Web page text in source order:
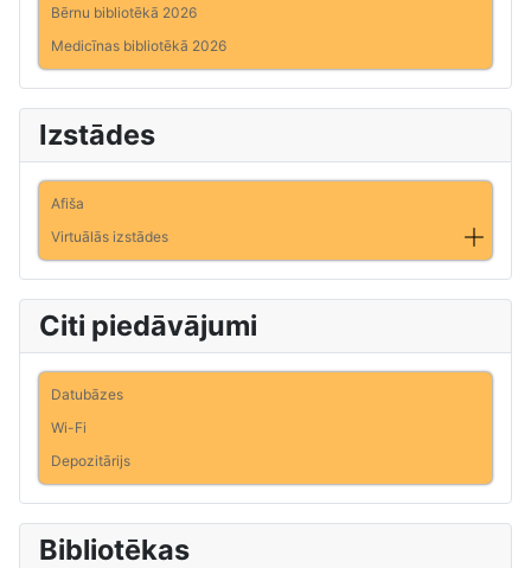
Bērnu bibliotēkā 2026
Medicīnas bibliotēkā 2026
Izstādes
Afiša
Virtuālās izstādes
Citi piedāvājumi
Datubāzes
Wi-Fi
Depozitārijs
Bibliotēkas